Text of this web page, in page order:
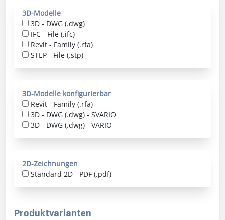
3D-Modelle
3D - DWG (.dwg)
IFC - File (.ifc)
Revit - Family (.rfa)
STEP - File (.stp)
3D-Modelle konfigurierbar
Revit - Family (.rfa)
3D - DWG (.dwg) - SVARIO
3D - DWG (.dwg) - VARIO
2D-Zeichnungen
Standard 2D - PDF (.pdf)
Produktvarianten